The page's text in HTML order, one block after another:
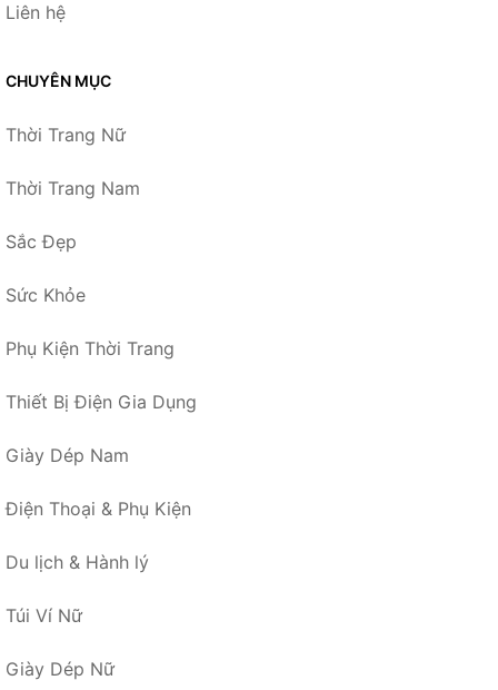
Liên hệ
CHUYÊN MỤC
Thời Trang Nữ
Thời Trang Nam
Sắc Đẹp
Sức Khỏe
Phụ Kiện Thời Trang
Thiết Bị Điện Gia Dụng
Giày Dép Nam
Điện Thoại & Phụ Kiện
Du lịch & Hành lý
Túi Ví Nữ
Giày Dép Nữ